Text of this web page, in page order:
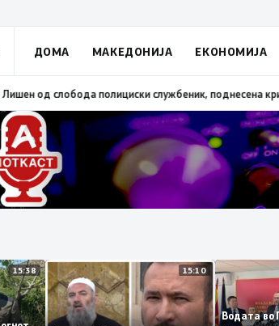
ДОМА МАКЕДОНИЈА ЕКОНОМИЈА
катастрофа во виничко, запалена трева при
15:38 15:10